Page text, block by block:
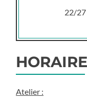
22/27
Atelier :